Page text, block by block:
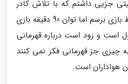
جزیی داشتم که با تلاش کادر
پزشکی توانستم به شرایط بازی برسم اما توان 90 دقیقه بازی
است و زود است درباره قهرمانی
چیزی جز قهرمانی فکر نمی کنند
هواداران است.